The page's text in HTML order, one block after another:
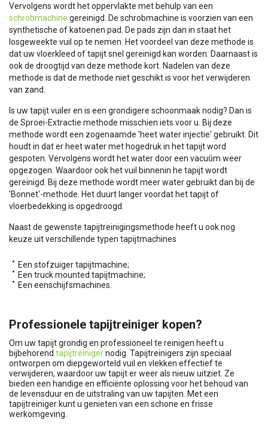
Vervolgens wordt het oppervlakte met behulp van een
schrobmachine gereinigd. De schrobmachine is voorzien van een
synthetische of katoenen pad. De pads zijn dan in staat het
losgeweekte vuil op te nemen. Het voordeel van deze methode is
dat uw vloerkleed of tapijt snel gereinigd kan worden. Daarnaast is
ook de droogtijd van deze methode kort. Nadelen van deze
methode is dat de methode niet geschikt is voor het verwijderen
van zand.
Is uw tapijt vuiler en is een grondigere schoonmaak nodig? Dan is
de Sproei-Extractie methode misschien iets voor u. Bij deze
methode wordt een zogenaamde 'heet water injectie' gebruikt. Dit
houdt in dat er heet water met hogedruk in het tapijt word
gespoten. Vervolgens wordt het water door een vacuüm weer
opgezogen. Waardoor ook het vuil binnenin he tapijt wordt
gereinigd. Bij deze methode wordt meer water gebruikt dan bij de
'Bonnet'-methode. Het duurt langer voordat het tapijt of
vloerbedekking is opgedroogd.
Naast de gewenste tapijtreinigingsmethode heeft u ook nog
keuze uit verschillende typen tapijtmachines
Een stofzuiger tapijtmachine;
Een truck mounted tapijtmachine;
Een eenschijfsmachines.
Professionele tapijtreiniger kopen?
Om uw tapijt grondig en professioneel te reinigen heeft u
bijbehorend tapijtreinigernodig. Tapijtreinigers zijn speciaal
ontworpen om diepgeworteld vuil en vlekken effectief te
verwijderen, waardoor uw tapijt er weer als nieuw uitziet. Ze
bieden een handige en efficiënte oplossing voor het behoud van
de levensduur en de uitstraling van uw tapijten. Met een
tapijtreiniger kunt u genieten van een schone en frisse
werkomgeving.